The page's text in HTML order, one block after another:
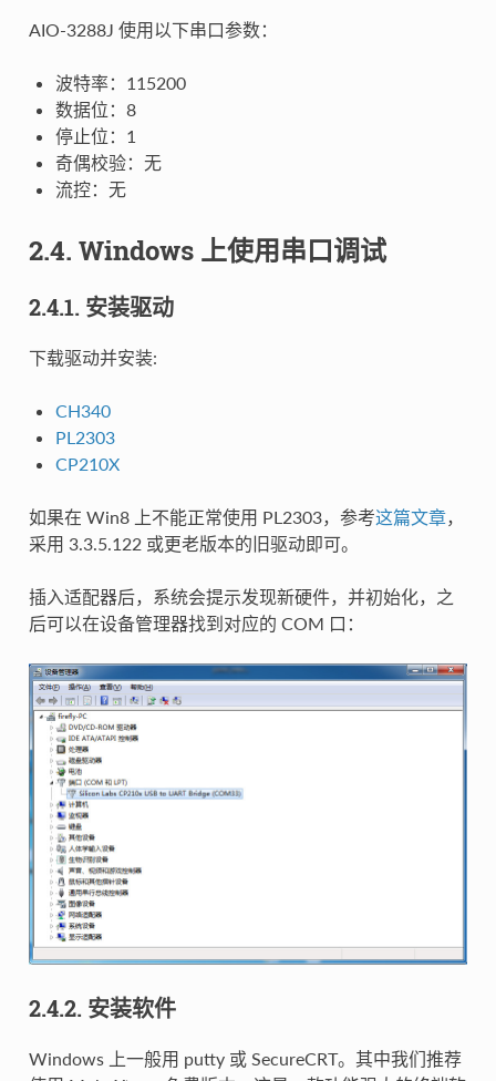
AIO-3288J 使用以下串口参数：
波特率：115200
数据位：8
停止位：1
奇偶校验：无
流控：无
2.4. Windows 上使用串口调试
2.4.1. 安装驱动
下载驱动并安装:
CH340
PL2303
CP210X
如果在 Win8 上不能正常使用 PL2303，参考这篇文章，
采用 3.3.5.122 或更老版本的旧驱动即可。
插入适配器后，系统会提示发现新硬件，并初始化，之
后可以在设备管理器找到对应的 COM 口：
2.4.2. 安装软件
Windows 上一般用 putty 或 SecureCRT。其中我们推荐